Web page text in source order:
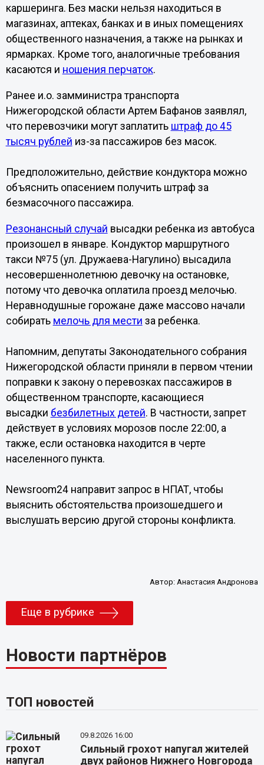
каршеринга. Без маски нельзя находиться в
магазинах, аптеках, банках и в иных помещениях
общественного назначения, а также на рынках и
ярмарках. Кроме того, аналогичные требования
касаются и ношения перчаток.
Ранее и.о. замминистра транспорта
Нижегородской области Артем Бафанов заявлял,
что перевозчики могут заплатить штраф до 45
тысяч рублей из-за пассажиров без масок.
Предположительно, действие кондуктора можно
объяснить опасением получить штраф за
безмасочного пассажира.
Резонансный случай высадки ребенка из автобуса
произошел в январе. Кондуктор маршрутного
такси №75 (ул. Дружаева-Нагулино) высадила
несовершеннолетнюю девочку на остановке,
потому что девочка оплатила проезд мелочью.
Неравнодушные горожане даже массово начали
собирать мелочь для мести за ребенка.
Напомним, депутаты Законодательного собрания
Нижегородской области приняли в первом чтении
поправки к закону о перевозках пассажиров в
общественном транспорте, касающиеся
высадки безбилетных детей. В частности, запрет
действует в условиях морозов после 22:00, а
также, если остановка находится в черте
населенного пункта.
Newsroom24 направит запрос в НПАТ, чтобы
выяснить обстоятельства произошедшего и
выслушать версию другой стороны конфликта.
Автор:Анастасия Андронова
Еще в рубрике
Новости партнёров
ТОП новостей
09.8.2026 16:00
Сильный грохот напугал жителей
двух районов Нижнего Новгорода